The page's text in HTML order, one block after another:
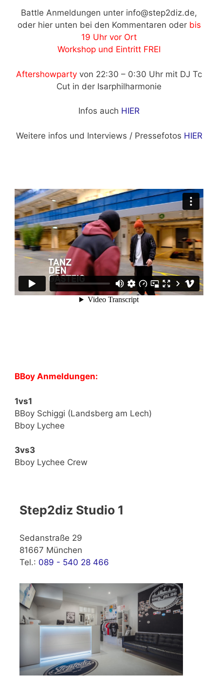
Battle Anmeldungen unter info@step2diz.de,
oder hier unten bei den Kommentaren oder bis
19 Uhr vor Ort
Workshop und Eintritt FREI
Aftershowparty von 22:30 – 0:30 Uhr mit DJ Tc
Cut in der Isarphilharmonie
Infos auch HIER
Weitere infos und Interviews / Pressefotos HIER
BBoy Anmeldungen:
1vs1
BBoy Schiggi (Landsberg am Lech)
Bboy Lychee
3vs3
Bboy Lychee Crew
Step2diz Studio 1
Sedanstraße 29
81667 München
Tel.: 089 - 540 28 466